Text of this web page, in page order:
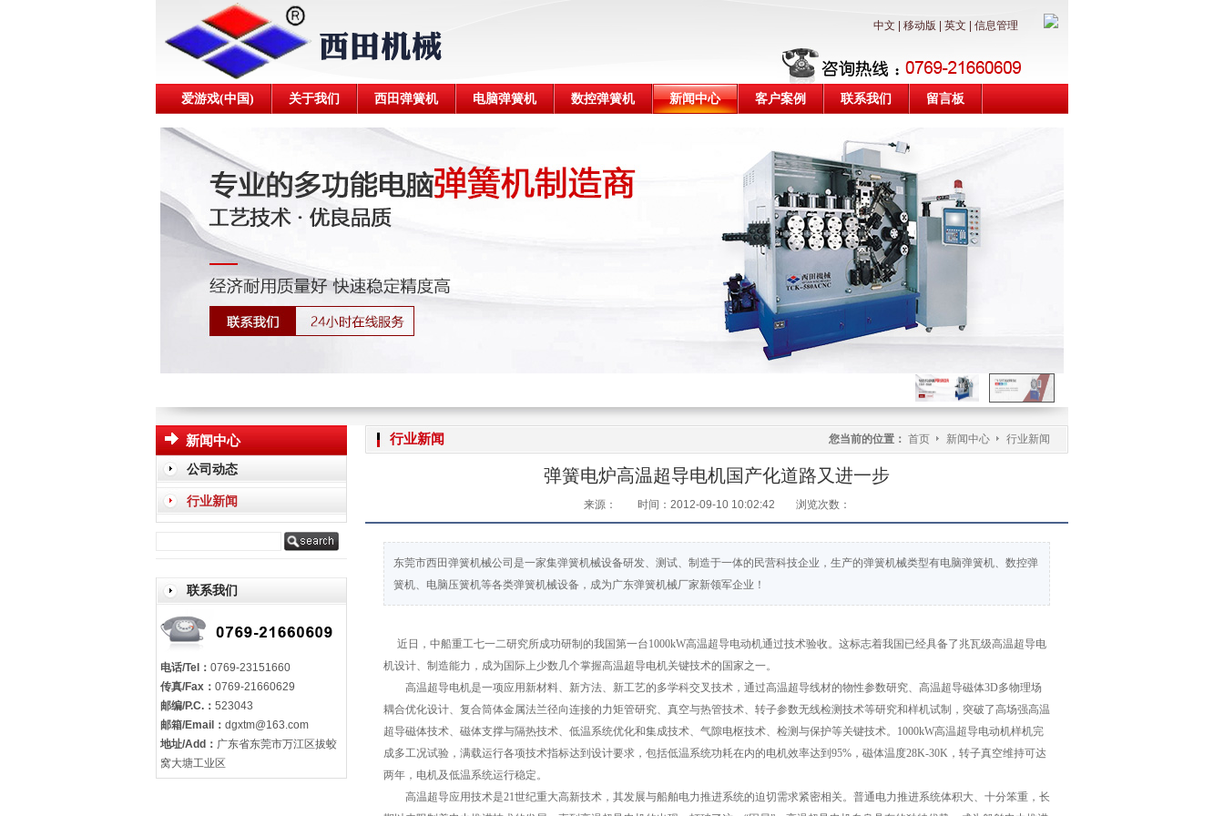
中文 移动版 英文 信息管理
爱游戏(中国) 关于我们 西田弹簧机 电脑弹簧机 数控弹簧机 新闻中心 客户案例 联系我们 留言板
新闻中心
公司动态
行业新闻
联系我们
电话/Tel： 0769-23151660
传真/Fax： 0769-21660629
邮编/P.C.： 523043
邮箱/Email： dgxtm@163.com
地址/Add： 广东省东莞市万江区拔蛟
窝大塘工业区
行业新闻 您当前的位置： 首页 新闻中心 行业新闻
弹簧电炉高温超导电机国产化道路又进一步
来源： 时间：2012-09-10 10:02:42 浏览次数：
东莞市西田弹簧机械公司是一家集弹簧机械设备研发、测试、制造于一体的民营科技企业，生产的弹簧机械类型有电脑弹簧机、数控弹
簧机、电脑压簧机等各类弹簧机械设备，成为广东弹簧机械厂家新领军企业！
近日，中船重工七一二研究所成功研制的我国第一台1000kW高温超导电动机通过技术验收。这标志着我国已经具备了兆瓦级高温超导电
机设计、制造能力，成为国际上少数几个掌握高温超导电机关键技术的国家之一。
高温超导电机是一项应用新材料、新方法、新工艺的多学科交叉技术，通过高温超导线材的物性参数研究、高温超导磁体3D多物理场
耦合优化设计、复合筒体金属法兰径向连接的力矩管研究、真空与热管技术、转子参数无线检测技术等研究和样机试制，突破了高场强高温
超导磁体技术、磁体支撑与隔热技术、低温系统优化和集成技术、气隙电枢技术、检测与保护等关键技术。1000kW高温超导电动机样机完
成多工况试验，满载运行各项技术指标达到设计要求，包括低温系统功耗在内的电机效率达到95%，磁体温度28K-30K，转子真空维持可达
两年，电机及低温系统运行稳定。
高温超导应用技术是21世纪重大高新技术，其发展与船舶电力推进系统的迫切需求紧密相关。普通电力推进系统体积大、十分笨重，长